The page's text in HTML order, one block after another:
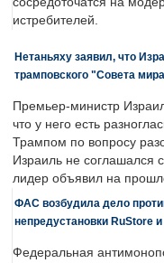
истребителей.
Нетаньяху заявил, что
трамповского "Совета
Премьер-министр
что у него есть
Трампом по вопросу
Израиль не соглашался
лидер объявил на
ФАС возбудила дело
непредустановки RuStore
Федеральная